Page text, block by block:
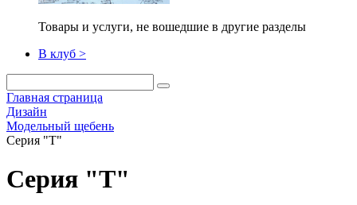
Товары и услуги, не вошедшие в другие разделы
В клуб >
Главная страница
Дизайн
Модельный щебень
Серия "Т"
Серия "Т"